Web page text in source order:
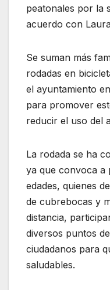
peatonales por la
acuerdo con
Se suman más
rodadas en
el ayuntamiento
para promover
reducir el uso del
La rodada se ha
ya que convoca a
edades, quienes
de cubrebocas y
distancia,
diversos puntos
ciudadanos para
saludables.